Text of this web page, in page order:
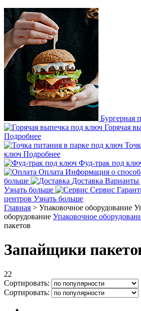
Бургерная
Горячая
Подробнее
ключ Подробнее
Фуд-трак под
Оплата Информация о
больше
Доставка Варианты
Узнать больше
Сервис
центров Узнать больше
Главная > Упаковочное оборудование
оборудование Упаковочное
пакетов
Запайщики
22
Сортировать:
Сортировать: